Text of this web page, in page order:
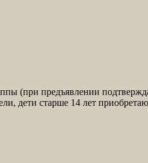
(при предъявлении
дети старше 14 лет